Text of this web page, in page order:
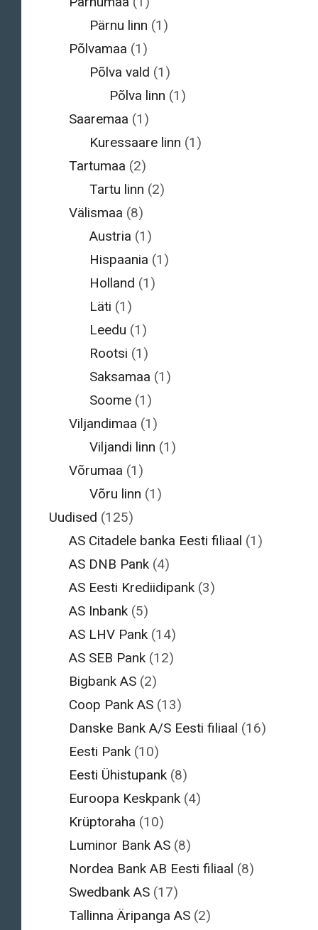
Pärnu linn (1)
Põlvamaa (1)
Põlva vald (1)
Põlva linn (1)
Saaremaa (1)
Kuressaare linn (1)
Tartumaa (2)
Tartu linn (2)
Välismaa (8)
Austria (1)
Hispaania (1)
Holland (1)
Läti (1)
Leedu (1)
Rootsi (1)
Saksamaa (1)
Soome(1)
Viljandimaa (1)
Viljandi linn (1)
Võrumaa (1)
Võru linn (1)
Uudised (125)
AS Citadele banka Eesti filiaal (1)
AS DNB Pank (4)
AS Eesti Krediidipank (3)
AS Inbank (5)
AS LHV Pank (14)
AS SEB Pank (12)
Bigbank AS (2)
Coop Pank AS (13)
Danske Bank A/S Eesti filiaal (16)
Eesti Pank (10)
Eesti Ühistupank (8)
Euroopa Keskpank (4)
Krüptoraha (10)
Luminor Bank AS (8)
Nordea Bank AB Eesti filiaal (8)
Swedbank AS (17)
Tallinna Äripanga AS (2)